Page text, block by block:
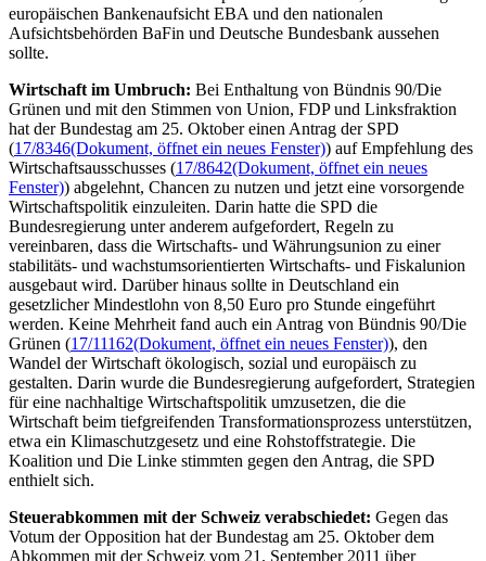
europäischen Bankenaufsicht EBA und den nationalen
Aufsichtsbehörden BaFin und Deutsche Bundesbank aussehen
sollte.
Wirtschaft im Umbruch: Bei Enthaltung von Bündnis 90/Die
Grünen und mit den Stimmen von Union, FDP und Linksfraktion
hat der Bundestag am 25. Oktober einen Antrag der SPD
(17/8346(Dokument, öffnet ein neues Fenster)) auf Empfehlung des
Wirtschaftsausschusses (17/8642(Dokument, öffnet ein neues
Fenster)) abgelehnt, Chancen zu nutzen und jetzt eine vorsorgende
Wirtschaftspolitik einzuleiten. Darin hatte die SPD die
Bundesregierung unter anderem aufgefordert, Regeln zu
vereinbaren, dass die Wirtschafts- und Währungsunion zu einer
stabilitäts- und wachstumsorientierten Wirtschafts- und Fiskalunion
ausgebaut wird. Darüber hinaus sollte in Deutschland ein
gesetzlicher Mindestlohn von 8,50 Euro pro Stunde eingeführt
werden. Keine Mehrheit fand auch ein Antrag von Bündnis 90/Die
Grünen (17/11162(Dokument, öffnet ein neues Fenster)), den
Wandel der Wirtschaft ökologisch, sozial und europäisch zu
gestalten. Darin wurde die Bundesregierung aufgefordert, Strategien
für eine nachhaltige Wirtschaftspolitik umzusetzen, die die
Wirtschaft beim tiefgreifenden Transformationsprozess unterstützen,
etwa ein Klimaschutzgesetz und eine Rohstoffstrategie. Die
Koalition und Die Linke stimmten gegen den Antrag, die SPD
enthielt sich.
Steuerabkommen mit der Schweiz verabschiedet: Gegen das
Votum der Opposition hat der Bundestag am 25. Oktober dem
Abkommen mit der Schweiz vom 21. September 2011 über